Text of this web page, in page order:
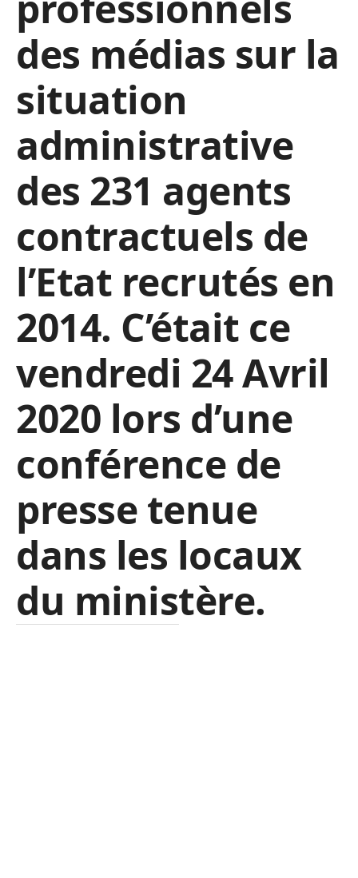
des médias sur la
situation
administrative
des 231 agents
contractuels de
l’Etat recrutés en
2014. C’était ce
vendredi 24 Avril
2020 lors d’une
conférence de
presse tenue
dans les locaux
du ministère.